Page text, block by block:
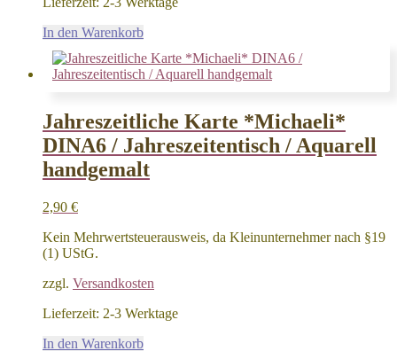
In den Warenkorb
Jahreszeitliche Karte *Michaeli*
DINA6 / Jahreszeitentisch / Aquarell
handgemalt
2,90 €
Kein Mehrwertsteuerausweis, da Kleinunternehmer nach §19
(1) UStG.
zzgl. Versandkosten
Lieferzeit: 2-3 Werktage
In den Warenkorb